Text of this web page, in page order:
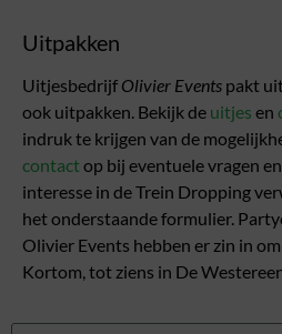
Uitpakken
Uitjesbedrijf Olivier Events pakt
ook uitpakken. Bekijk de uitjes en
indruk te krijgen van de
contactop bij eventuele vragen
interesse in de Trein Dropping
het onderstaande formulier.
Olivier Events hebben er zin in
Kortom, tot ziens in De